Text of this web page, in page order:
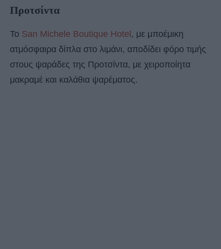
Προτσίντα
Το San Michele Boutique Hotel , με μποέμικη
ατμόσφαιρα δίπλα στο λιμάνι, αποδίδει φόρο τιμής
στους ψαράδες της Προτσίντα, με χειροποίητα
μακραμέ και καλάθια ψαρέματος.